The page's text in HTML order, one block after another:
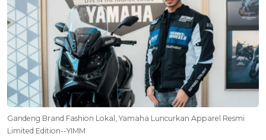
Gandeng Brand Fashion Lokal, Yamaha Luncurkan Apparel Resmi
Limited Edition--YIMM